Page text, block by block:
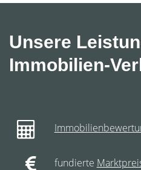
Unsere
Immobilien-
fundierte